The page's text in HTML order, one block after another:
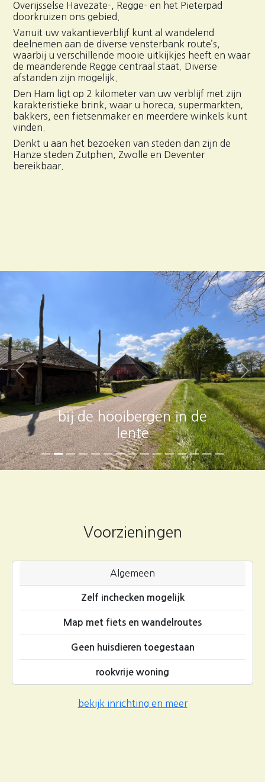
Overijsselse Havezate-, Regge- en het Pieterpad
doorkruizen ons gebied.
Vanuit uw vakantieverblijf kunt al wandelend
deelnemen aan de diverse vensterbank route’s,
waarbij u verschillende mooie uitkijkjes heeft en waar
de meanderende Regge centraal staat. Diverse
afstanden zijn mogelijk.
Den Ham ligt op 2 kilometer van uw verblijf met zijn
karakteristieke brink, waar u horeca, supermarkten,
bakkers, een fietsenmaker en meerdere winkels kunt
vinden.
Denkt u aan het bezoeken van steden dan zijn de
Hanze steden Zutphen, Zwolle en Deventer
bereikbaar.
bij de hooibergen in de
lente
Previous Next
Voorzieningen
Algemeen
Zelf inchecken mogelijk
Map met fiets en wandelroutes
Geen huisdieren toegestaan
rookvrije woning
bekijk inrichting en meer